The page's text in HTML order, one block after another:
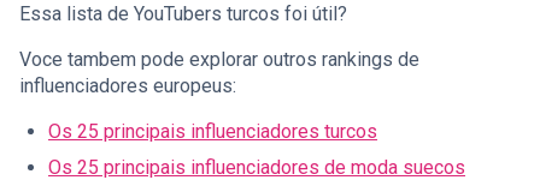
Essa lista de YouTubers turcos foi útil?
Voce tambem pode explorar outros rankings de
influenciadores europeus:
Os 25 principais influenciadores turcos
Os 25 principais influenciadores de moda suecos